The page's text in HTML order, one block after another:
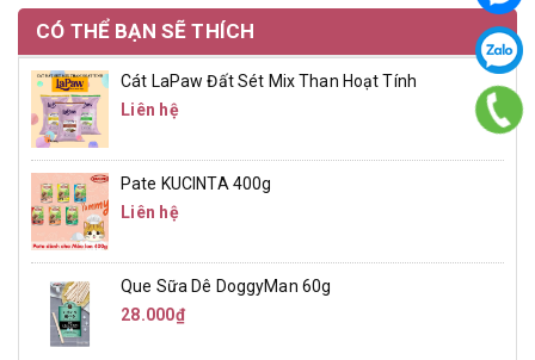
CÓ THỂ BẠN SẼ THÍCH
Cát LaPaw Đất Sét Mix Than Hoạt Tính
Liên hệ
Pate KUCINTA 400g
Liên hệ
Que Sữa Dê DoggyMan 60g
28.000₫